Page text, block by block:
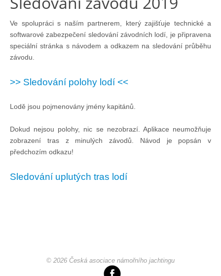
Legislativa
Legislativní proces
Doklady osob
Rádio (MF, HF, VHF)
Kapitánské zkoušky
Ve spolupráci s naším partnerem, který zajišťuje technické a
softwarové zabezpečení sledování závodních lodí, je připravena
speciální stránka s návodem a odkazem na sledování průběhu
závodu.
>> Sledování polohy lodí <<
Lodě jsou pojmenovány jmény kapitánů.
Dokud nejsou polohy, nic se nezobrazí. Aplikace neumožňuje
zobrazení tras z minulých závodů. Návod je popsán v
předchozím odkazu!
Sledování uplutých tras lodí
© 2026 Česká asociace námořního jachtingu